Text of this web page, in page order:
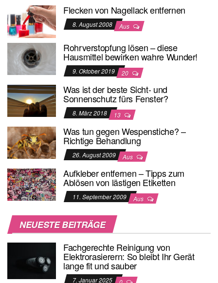
Flecken von Nagellack entfernen
8. August 2008 Aus
Rohrverstopfung lösen – diese
Hausmittel bewirken wahre Wunder!
9. Oktober 2019 20
Was ist der beste Sicht- und
Sonnenschutz fürs Fenster?
8. März 2018 13
Was tun gegen Wespenstiche? –
Richtige Behandlung
26. August 2009 Aus
Aufkleber entfernen – Tipps zum
Ablösen von lästigen Etiketten
11. September 2009 Aus
NEUESTE BEITRÄGE
Fachgerechte Reinigung von
Elektrorasierern: So bleibt Ihr Gerät
lange fit und sauber
7. Januar 2025